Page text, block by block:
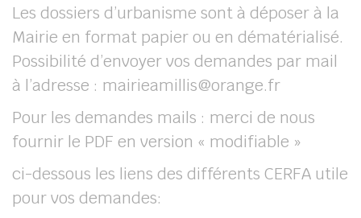
Les dossiers d’urbanisme sont à déposer à la
Mairie en format papier ou en dématérialisé.
Possibilité d’envoyer vos demandes par mail
à l’adresse : mairieamillis@orange.fr
Pour les demandes mails : merci de nous
fournir le PDF en version « modifiable »
ci-dessous les liens des différents CERFA utile
pour vos demandes: